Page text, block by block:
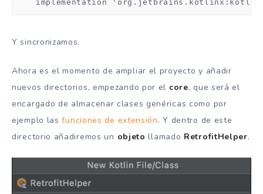
implementation
Y sincronizamos.
Ahora es el momento de ampliar el proyecto y añadir
nuevos directorios, empezando por el core, que será el
encargado de almacenar clases genéricas como por
ejemplo lasfunciones de extensión. Y dentro de este
directorio añadiremos un objeto llamado RetrofitHelper.